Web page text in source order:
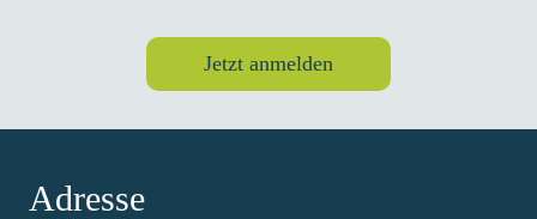
Jetzt anmelden
Adresse